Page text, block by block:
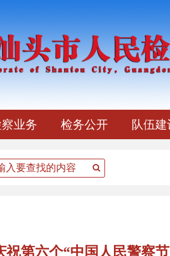
业务 检务公开 队伍建
第六个“中国人民警察